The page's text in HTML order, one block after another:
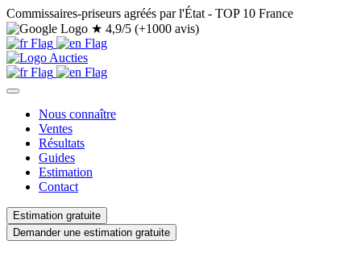
Commissaires-priseurs agréés par l'État - TOP 10 France
★ 4,9/5 (+1000 avis)
Nous connaître
Ventes
Résultats
Guides
Estimation
Contact
Estimation gratuite
Demander une estimation gratuite